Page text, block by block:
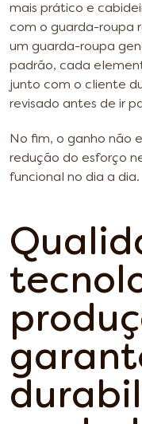
mais prático e
com o guarda-roupa
um guarda-roupa
padrão, cada
junto com o cliente
revisado antes de ir
No fim, o ganho não
redução do esforço
funcional no dia a dia.